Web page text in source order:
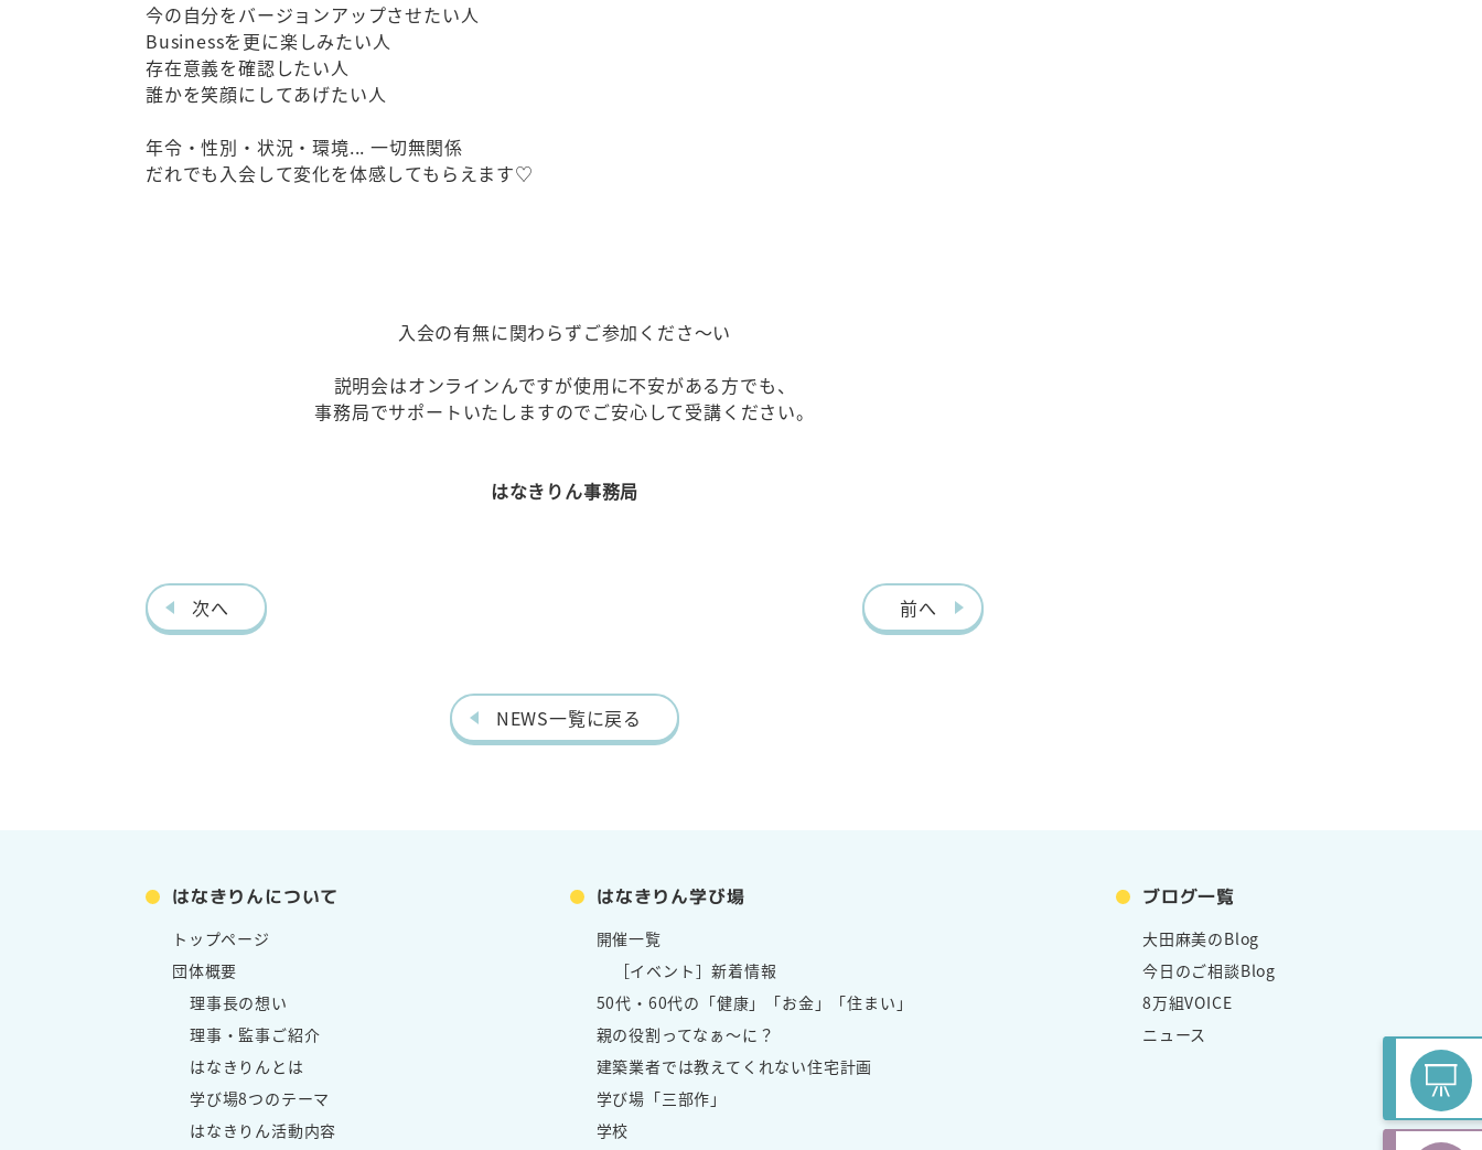
今の自分をバージョンアップさせたい人
Businessを更に楽しみたい人
存在意義を確認したい人
誰かを笑顔にしてあげたい人
年令・性別・状況・環境... 一切無関係
だれでも入会して変化を体感してもらえます♡
入会の有無に関わらずご参加くださ～い
説明会はオンラインんですが使用に不安がある方でも、
事務局でサポートいたしますのでご安心して受講ください。
はなきりん事務局
次へ 前へ
NEWS一覧に戻る
はなきりんについて
トップページ
団体概要
理事長の想い
理事・監事ご紹介
はなきりんとは
学び場8つのテーマ
はなきりん活動内容
はなきりん学び場
開催一覧
［イベント］新着情報
50代・60代の「健康」「お金」「住まい」
親の役割ってなぁ～に？
建築業者では教えてくれない住宅計画
学び場「三部作」
学校
ブログ一覧
大田麻美のBlog
今日のご相談Blog
8万組VOICE
ニュース